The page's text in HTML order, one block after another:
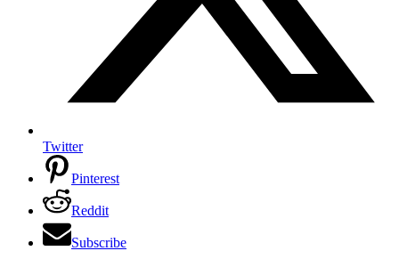
Twitter
Pinterest
Reddit
Subscribe